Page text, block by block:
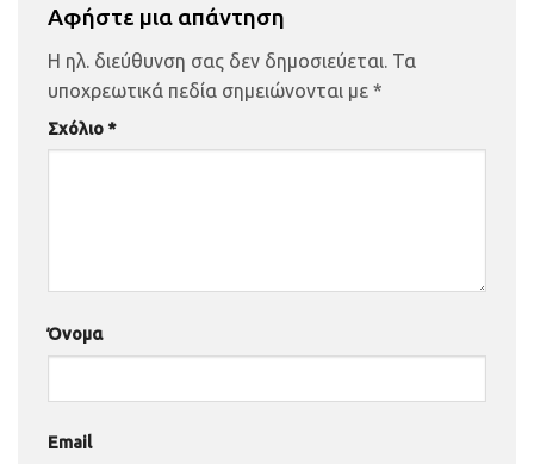
Αφήστε μια απάντηση
Η ηλ. διεύθυνση σας δεν δημοσιεύεται. Τα
υποχρεωτικά πεδία σημειώνονται με *
Σχόλιο *
Όνομα
Email